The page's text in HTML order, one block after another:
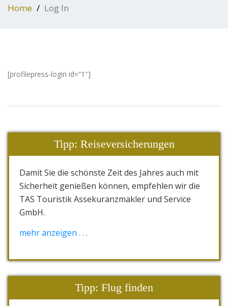
Home Log In
[profilepress-login id=“1″]
Tipp: Reiseversicherungen
Damit Sie die schönste Zeit des Jahres auch mit
Sicherheit genießen können, empfehlen wir die
TAS Touristik Assekuranzmakler und Service
GmbH.
Versicherung" nennt sich TAS.einmalschutz.
Das Komplettpaket als eine Kombination aus
Versicherung" mit "Reisekranken-Versicherung"
und "Gepäck-Versicherung" inklusiv "24-Stunden-
mehr anzeigen . . .
Tipp: Flug finden